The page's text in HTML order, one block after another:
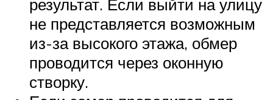
результат. Если выйти на улицу
не представляется возможным
из-за высокого этажа, обмер
проводится через оконную
створку.